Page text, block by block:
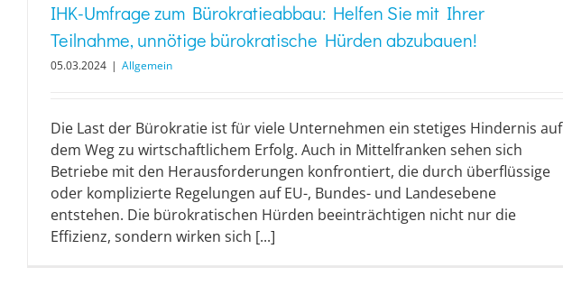
IHK-Umfrage zum Bürokratieabbau: Helfen Sie mit Ihrer
Teilnahme, unnötige bürokratische Hürden abzubauen!
05.03.2024 | Allgemein
Die Last der Bürokratie ist für viele Unternehmen ein stetiges Hindernis auf
dem Weg zu wirtschaftlichem Erfolg. Auch in Mittelfranken sehen sich
Betriebe mit den Herausforderungen konfrontiert, die durch überflüssige
oder komplizierte Regelungen auf EU-, Bundes- und Landesebene
entstehen. Die bürokratischen Hürden beeinträchtigen nicht nur die
Effizienz, sondern wirken sich [...]